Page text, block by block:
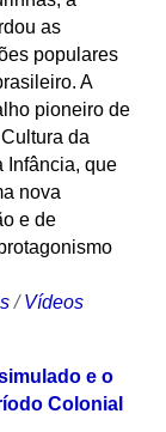
as
populares
A
pioneiro de
da
Infância, que
nova
e de
/Vídeos
e o
Colonial